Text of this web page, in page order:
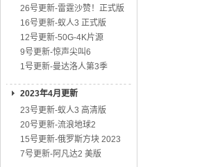
26号更新-雷霆沙赞！正式版
16号更新-蚁人3 正式版
12号更新-50G-4K片源
9号更新-惊声尖叫6
1号更新-曼达洛人第3季
2023年4月更新
23号更新-蚁人3 高清版
20号更新-流浪地球2
15号更新-俄罗斯方块 2023
7号更新-阿凡达2 美版